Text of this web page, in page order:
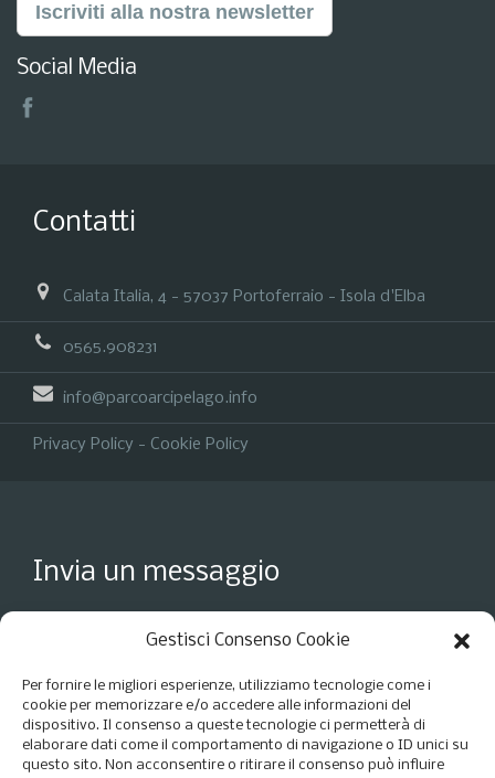
Gestisci Consenso Cookie
Per fornire le migliori esperienze, utilizziamo tecnologie come i
cookie per memorizzare e/o accedere alle informazioni del
dispositivo. Il consenso a queste tecnologie ci permetterà di
elaborare dati come il comportamento di navigazione o ID unici su
questo sito. Non acconsentire o ritirare il consenso può influire
Iscriviti alla nostra newsletter
Social Media
Contatti
Calata Italia, 4 - 57037 Portoferraio - Isola d'Elba
0565.908231
info@parcoarcipelago.info
Privacy Policy - Cookie Policy
Invia un messaggio